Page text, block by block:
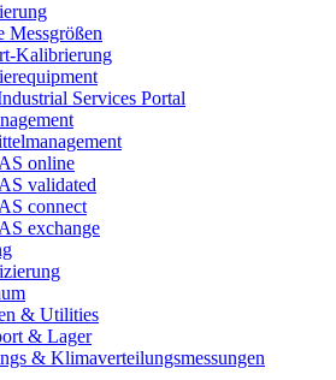
Messgrößen
Kalibrierung
Services Portal
online
validated
connect
exchange
& Utilities
& Lager
& Klimaverteilungsmessungen